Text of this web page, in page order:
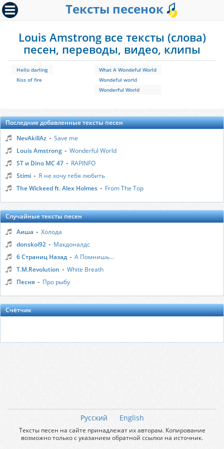
Тексты песенок
Louis Amstrong все тексты (слова)
песен, переводы, видео, клипы
Hello darling
Kiss of fire
What A Wondeful World
Wondeful world
Wonderful World
Последние добавленные тексты песен
NevAkillAz - Save me
Louis Amstrong - Wonderful World
ST и Dino MC 47 - RAPINFO
Stimi - Я не хочу тебя любить
The Wickeed ft. Alex Holmes - From The Top
Случайные тексты песен
Аиша - Холода
donskoi92 - Макдоналдс
6 Страниц Назад - А Помнишь...
T.M.Revolution - White Breath
Песня - Про рыбу
Счётчик
Русский English
Тексты песен на сайте принадлежат их авторам. Копирование
возможно только с указанием обратной ссылки на источник.